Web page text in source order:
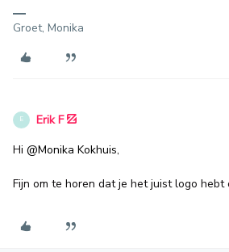
Groet, Monika
E Erik F
Hi @Monika Kokhuis,
Fijn om te horen dat je het juist logo hebt